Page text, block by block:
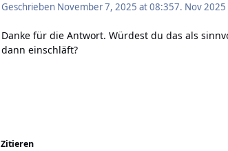
Geschrieben November 7, 2025 at 08:357. Nov 2025
Danke für die Antwort. Würdest du das als
dann einschläft?
Zitieren